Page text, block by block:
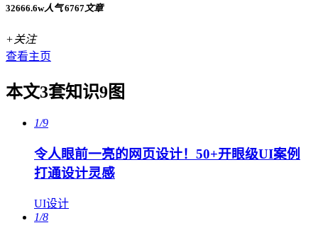
32666.6w人气 6767文章
+关注
查看主页
本文3套知识9图
1/9
令人眼前一亮的网页设计！50+开眼级UI案例
打通设计灵感
UI设计
1/8